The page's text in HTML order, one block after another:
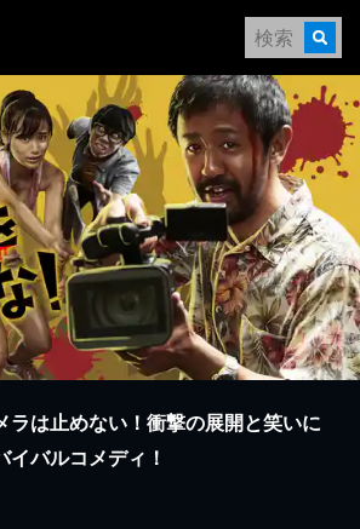
ラは止めない！衝撃の展開と笑いに
バルコメディ！